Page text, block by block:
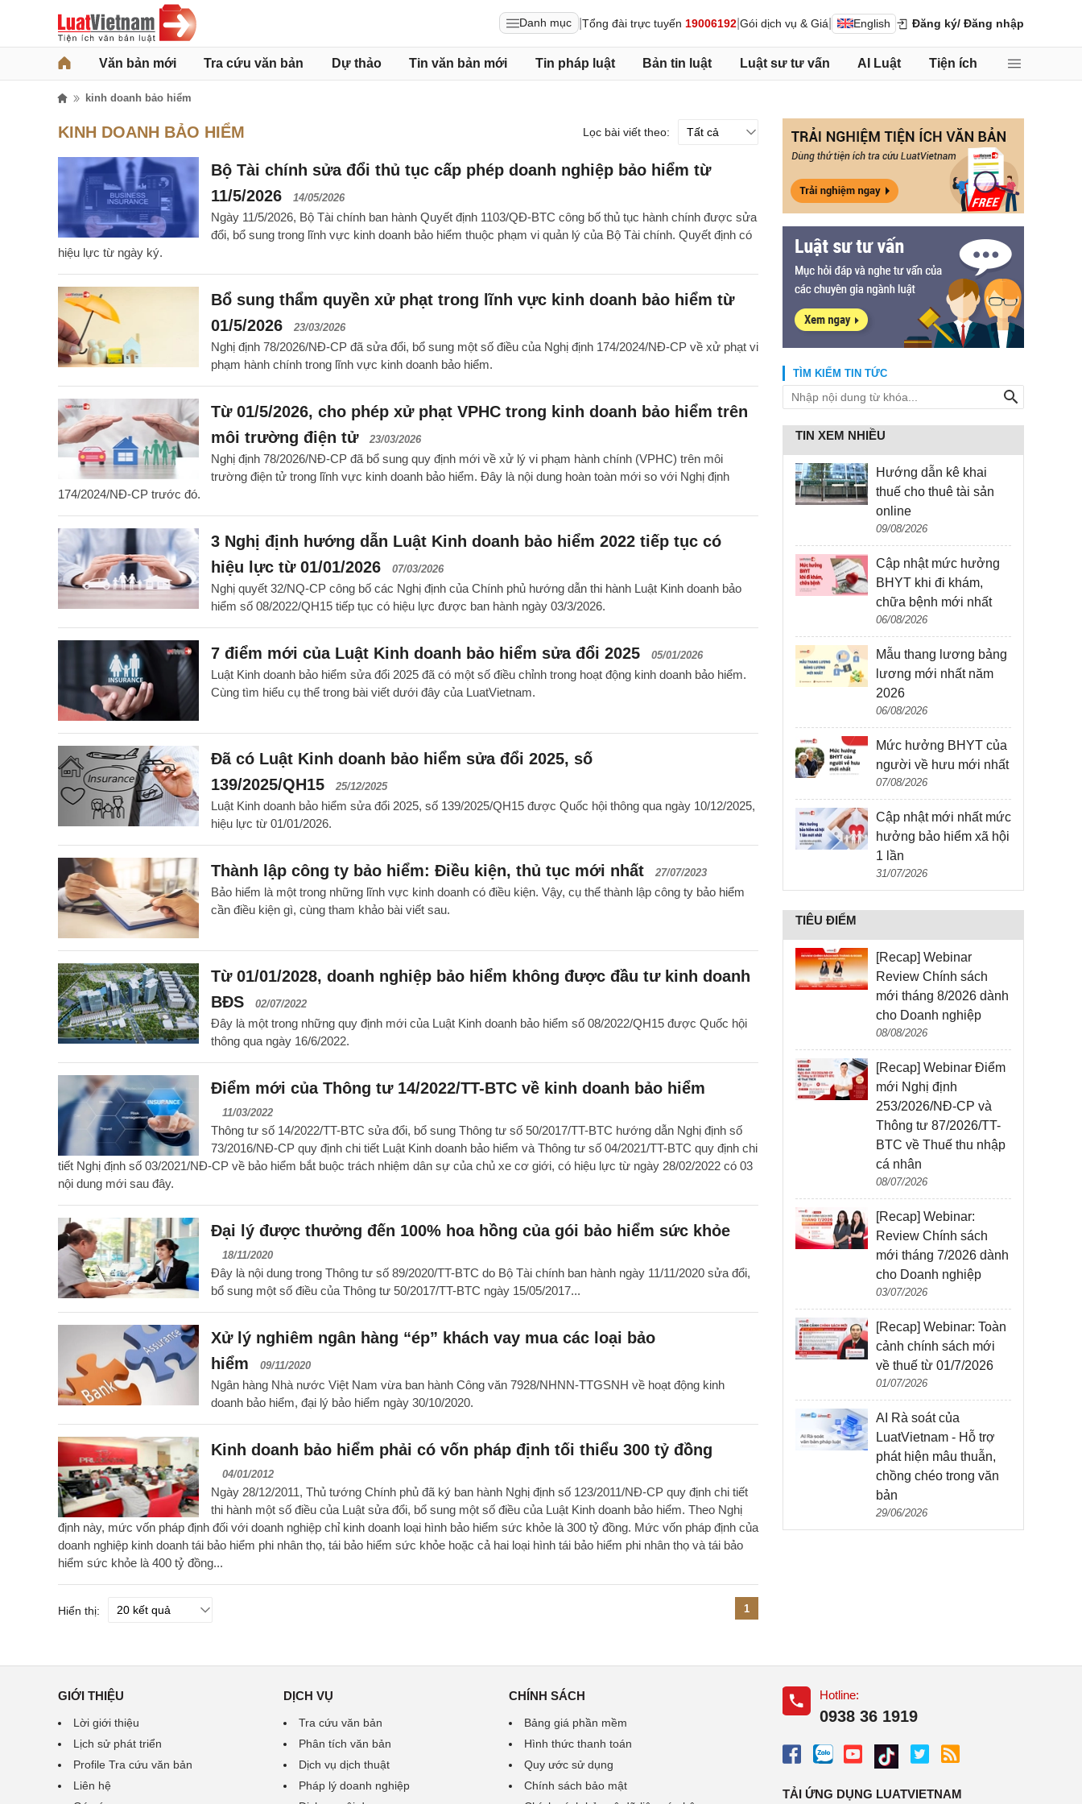
Danh mục Tổng đài trực tuyến 19006192 Gói dịch vụ & Giá English Đăng ký/ Đăng nhập
Văn bản mới Tra cứu văn bản Dự thảo Tin văn bản mới Tin pháp luật Bản tin luật Luật sư tư vấn AI Luật Tiện ích
kinh doanh bảo hiểm
KINH DOANH BẢO HIỂM Lọc bài viết theo:
Bộ Tài chính sửa đổi thủ tục cấp phép doanh nghiệp bảo hiểm từ
11/5/2026
14/05/2026
Ngày 11/5/2026, Bộ Tài chính ban hành Quyết định 1103/QĐ-BTC công bố thủ tục hành chính được sửa
đổi, bổ sung trong lĩnh vực kinh doanh bảo hiểm thuộc phạm vi quản lý của Bộ Tài chính. Quyết định có
hiệu lực từ ngày ký.
Bổ sung thẩm quyền xử phạt trong lĩnh vực kinh doanh bảo hiểm từ
01/5/2026
23/03/2026
Nghị định 78/2026/NĐ-CP đã sửa đổi, bổ sung một số điều của Nghị định 174/2024/NĐ-CP về xử phạt vi
phạm hành chính trong lĩnh vực kinh doanh bảo hiểm.
Từ 01/5/2026, cho phép xử phạt VPHC trong kinh doanh bảo hiểm trên
môi trường điện tử
23/03/2026
Nghị định 78/2026/NĐ-CP đã bổ sung quy định mới về xử lý vi phạm hành chính (VPHC) trên môi
trường điện tử trong lĩnh vực kinh doanh bảo hiểm. Đây là nội dung hoàn toàn mới so với Nghị định
174/2024/NĐ-CP trước đó.
3 Nghị định hướng dẫn Luật Kinh doanh bảo hiểm 2022 tiếp tục có
hiệu lực từ 01/01/2026
07/03/2026
Nghị quyết 32/NQ-CP công bố các Nghị định của Chính phủ hướng dẫn thi hành Luật Kinh doanh bảo
hiểm số 08/2022/QH15 tiếp tục có hiệu lực được ban hành ngày 03/3/2026.
7 điểm mới của Luật Kinh doanh bảo hiểm sửa đổi 2025 05/01/2026
Luật Kinh doanh bảo hiểm sửa đổi 2025 đã có một số điều chỉnh trong hoạt động kinh doanh bảo hiểm.
Cùng tìm hiểu cụ thể trong bài viết dưới đây của LuatVietnam.
Đã có Luật Kinh doanh bảo hiểm sửa đổi 2025, số
139/2025/QH15
25/12/2025
Luật Kinh doanh bảo hiểm sửa đổi 2025, số 139/2025/QH15 được Quốc hội thông qua ngày 10/12/2025,
hiệu lực từ 01/01/2026.
Thành lập công ty bảo hiểm: Điều kiện, thủ tục mới nhất 27/07/2023
Bảo hiểm là một trong những lĩnh vực kinh doanh có điều kiện. Vậy, cụ thể thành lập công ty bảo hiểm
cần điều kiện gì, cùng tham khảo bài viết sau.
Từ 01/01/2028, doanh nghiệp bảo hiểm không được đầu tư kinh doanh
BĐS
02/07/2022
Đây là một trong những quy định mới của Luật Kinh doanh bảo hiểm số 08/2022/QH15 được Quốc hội
thông qua ngày 16/6/2022.
Điểm mới của Thông tư 14/2022/TT-BTC về kinh doanh bảo hiểm
11/03/2022
Thông tư số 14/2022/TT-BTC sửa đổi, bổ sung Thông tư số 50/2017/TT-BTC hướng dẫn Nghị định số
73/2016/NĐ-CP quy định chi tiết Luật Kinh doanh bảo hiểm và Thông tư số 04/2021/TT-BTC quy định chi
tiết Nghị định số 03/2021/NĐ-CP về bảo hiểm bắt buộc trách nhiệm dân sự của chủ xe cơ giới, có hiệu lực từ ngày 28/02/2022 có 03
nội dung mới sau đây.
Đại lý được thưởng đến 100% hoa hồng của gói bảo hiểm sức khỏe
18/11/2020
Đây là nội dung trong Thông tư số 89/2020/TT-BTC do Bộ Tài chính ban hành ngày 11/11/2020 sửa đổi,
bổ sung một số điều của Thông tư 50/2017/TT-BTC ngày 15/05/2017...
Xử lý nghiêm ngân hàng “ép” khách vay mua các loại bảo
hiểm
09/11/2020
Ngân hàng Nhà nước Việt Nam vừa ban hành Công văn 7928/NHNN-TTGSNH về hoạt động kinh
doanh bảo hiểm, đại lý bảo hiểm ngày 30/10/2020.
Kinh doanh bảo hiểm phải có vốn pháp định tối thiểu 300 tỷ đồng
04/01/2012
Ngày 28/12/2011, Thủ tướng Chính phủ đã ký ban hành Nghị định số 123/2011/NĐ-CP quy định chi tiết
thi hành một số điều của Luật sửa đổi, bổ sung một số điều của Luật Kinh doanh bảo hiểm. Theo Nghị
định này, mức vốn pháp định đối với doanh nghiệp chỉ kinh doanh loại hình bảo hiểm sức khỏe là 300 tỷ đồng. Mức vốn pháp định của
doanh nghiệp kinh doanh tái bảo hiểm phi nhân thọ, tái bảo hiểm sức khỏe hoặc cả hai loại hình tái bảo hiểm phi nhân thọ và tái bảo
hiểm sức khỏe là 400 tỷ đồng...
Hiển thị: 1
TÌM KIẾM TIN TỨC
TIN XEM NHIỀU
Hướng dẫn kê khai
thuế cho thuê tài sản
online
09/08/2026
Cập nhật mức hưởng
BHYT khi đi khám,
chữa bệnh mới nhất
06/08/2026
Mẫu thang lương bảng
lương mới nhất năm
2026
06/08/2026
Mức hưởng BHYT của
người về hưu mới nhất
07/08/2026
Cập nhật mới nhất mức
hưởng bảo hiểm xã hội
1 lần
31/07/2026
TIÊU ĐIỂM
[Recap] Webinar
Review Chính sách
mới tháng 8/2026 dành
cho Doanh nghiệp
08/08/2026
[Recap] Webinar Điểm
mới Nghị định
253/2026/NĐ-CP và
Thông tư 87/2026/TT-
BTC về Thuế thu nhập
cá nhân
08/07/2026
[Recap] Webinar:
Review Chính sách
mới tháng 7/2026 dành
cho Doanh nghiệp
03/07/2026
[Recap] Webinar: Toàn
cảnh chính sách mới
về thuế từ 01/7/2026
01/07/2026
AI Rà soát của
LuatVietnam - Hỗ trợ
phát hiện mâu thuẫn,
chồng chéo trong văn
bản
29/06/2026
GIỚI THIỆU
Lời giới thiệu
Lịch sử phát triển
Profile Tra cứu văn bản
Liên hệ
DỊCH VỤ
Tra cứu văn bản
Phân tích văn bản
Dịch vụ dịch thuật
Pháp lý doanh nghiệp
CHÍNH SÁCH
Bảng giá phần mềm
Hình thức thanh toán
Quy ước sử dụng
Chính sách bảo mật
Hotline:
0938 36 1919
TẢI ỨNG DỤNG LUATVIETNAM